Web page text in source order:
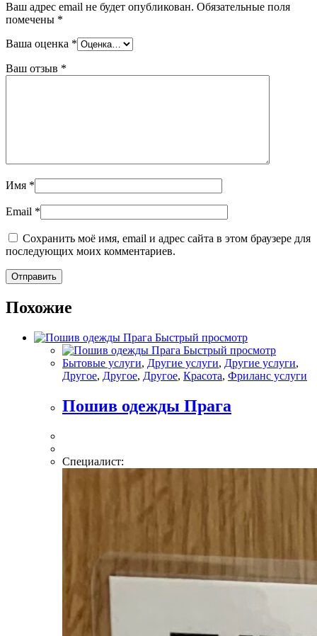
Ваш адрес email не будет опубликован. Обязательные поля
помечены *
Ваша оценка *
Ваш отзыв *
Имя *
Email *
Сохранить моё имя, email и адрес сайта в этом браузере для
последующих моих комментариев.
Похожие
Быстрый просмотр
Быстрый просмотр
Бытовые услуги, Другие услуги, Другие услуги,
Другое, Другое, Другое, Красота, Фриланс услуги
Пошив одежды Прага
Специалист: